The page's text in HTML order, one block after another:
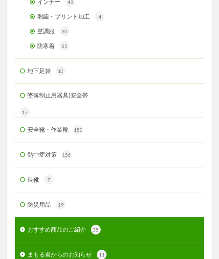
インナー 49
刺繍・プリント加工 4
空調服 30
防寒着 35
地下足袋 10
墜落制止用器具(安全帯
17
安全靴・作業靴 150
熱中症対策 156
長靴 7
防災用品 19
おすすめ商品のご紹介 35
まもる君からのお知らせ 11